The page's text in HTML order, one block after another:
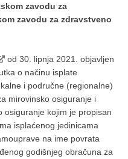
zavodu za
zavodu za zdravstveno
od 30. lipnja 2021. objavljen
o načinu isplate
i područne (regionalne)
mirovinsko osiguranje i
osiguranje kojim je propisan
isplaćenog jedinicama
na ime povrata
godišnjeg obračuna za